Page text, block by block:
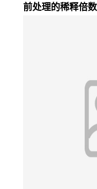
前处理的稀释倍数